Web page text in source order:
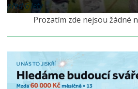
před 6 lety
Prozatím zde nejsou žádné